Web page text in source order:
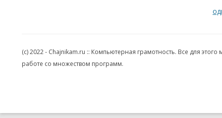
(c) 2022 - Chajnikam.ru :: Компьютерная грамотность. Все для
работе со множеством программ.